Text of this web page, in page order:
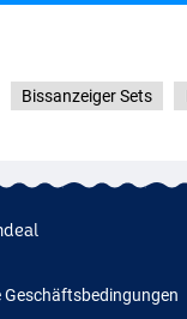
Bissanzeiger Sets
Geschäftsbedingungen